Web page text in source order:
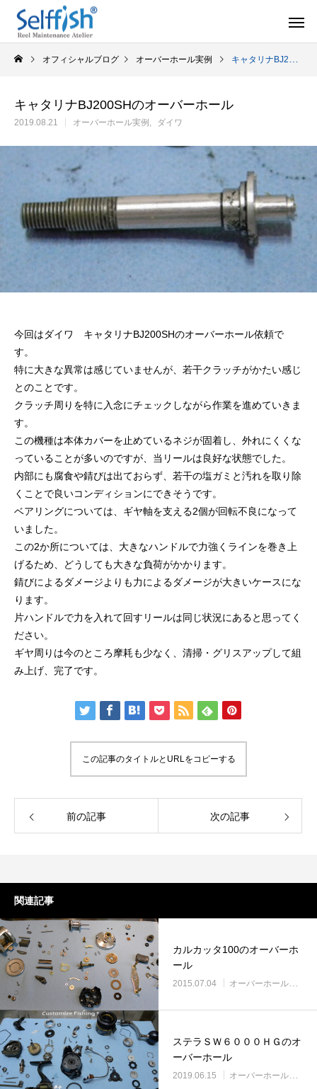
セルフメンテナンス用品
2024.06.23 2024.05.09
シマノ バンタム1000SGの1年点検
2025.02.26
ダイワ スパルタン
2025.05.16
リールオーバーホール「マスタープログラ
ム」
Selffishが教えるリ
オフィシャルブログ オーバーホール実例 キャタリナBJ200SHのオーバーホール
キャタリナBJ200SHのオーバーホール
2019.08.21 オーバーホール実例 ダイワ
今回はダイワ キャタリナBJ200SHのオーバーホール依頼で
す。
特に大きな異常は感じていませんが、若干クラッチがかたい感じ
とのことです。
クラッチ周りを特に入念にチェックしながら作業を進めていきま
す。
この機種は本体カバーを止めているネジが固着し、外れにくくな
っていることが多いのですが、当リールは良好な状態でした。
内部にも腐食や錆びは出ておらず、若干の塩ガミと汚れを取り除
くことで良いコンディションにできそうです。
ベアリングについては、ギヤ軸を支える2個が回転不良になって
いました。
この2か所については、大きなハンドルで力強くラインを巻き上
げるため、どうしても大きな負荷がかかります。
錆びによるダメージよりも力によるダメージが大きいケースにな
ります。
片ハンドルで力を入れて回すリールは同じ状況にあると思ってく
ださい。
ギヤ周りは今のところ摩耗も少なく、清掃・グリスアップして組
み上げ、完了です。
この記事のタイトルとURLをコピーする
前の記事 次の記事
関連記事
カルカッタ100のオーバーホ
ール
2015.07.04 オーバーホール実例
ステラＳＷ６０００ＨＧのオ
ーバーホール
2019.06.15 オーバーホール実例